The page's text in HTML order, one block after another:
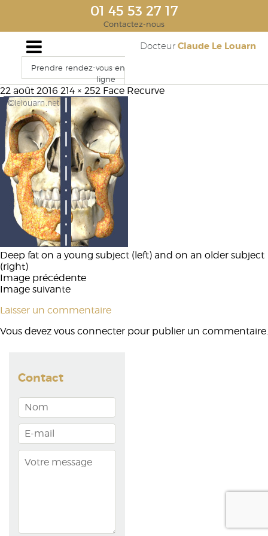
01 45 53 27 17
Contactez-nous
Docteur Claude Le Louarn
Prendre rendez-vous en
ligne
22 août 2016 214 × 252 Face Recurve
Deep fat on a young subject (left) and on an older subject
(right)
Image précédente
Image suivante
Laisser un commentaire
Vous devez vous connecter pour publier un commentaire.
Contact